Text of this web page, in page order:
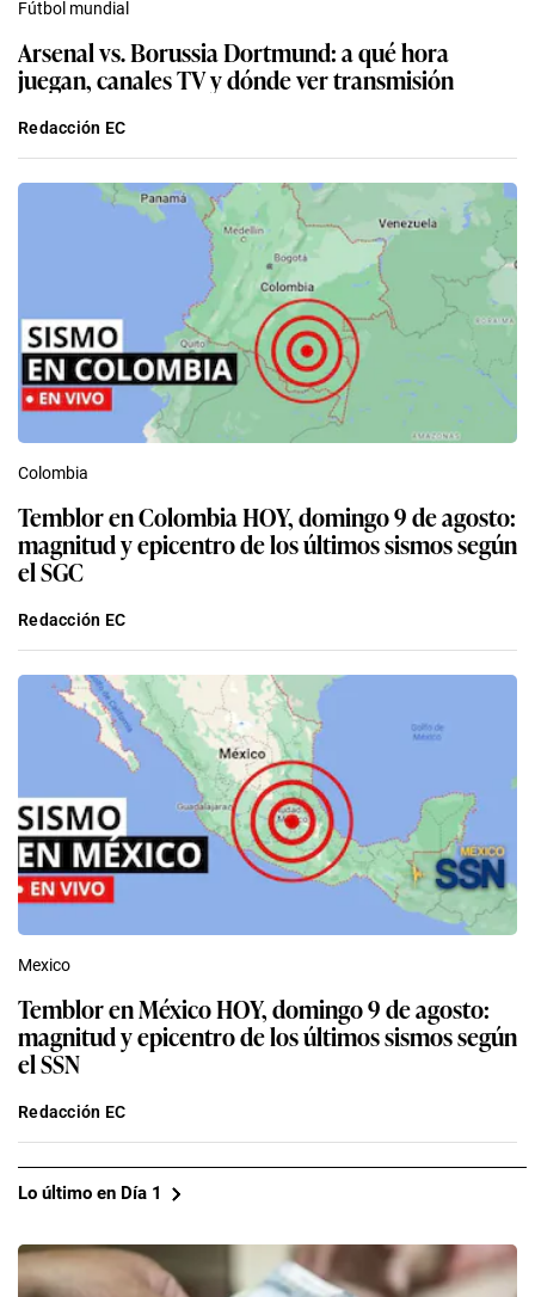
Temblor en Colombia HOY, domingo 9 de agosto:
magnitud y epicentro de los últimos sismos según
el SGC
Mexico
Temblor en México HOY, domingo 9 de agosto:
magnitud y epicentro de los últimos sismos según
el SSN
Lo último en Día 1